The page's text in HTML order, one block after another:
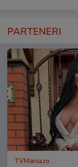
PARTENERI
TVMania.ro